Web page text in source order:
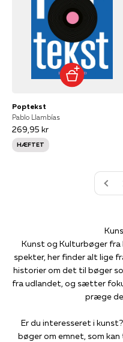
Poptekst
Pablo Llambías
269,95 kr
HÆFTET
Kunst og Kulturbøger
spekter, her finder alt lige
historier om det til bøger
fra udlandet, og sætter
præge
Er du interesseret i
bøger om emnet, som